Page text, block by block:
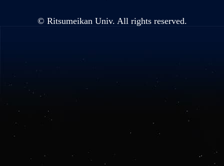
© Ritsumeikan Univ. All rights reserved.